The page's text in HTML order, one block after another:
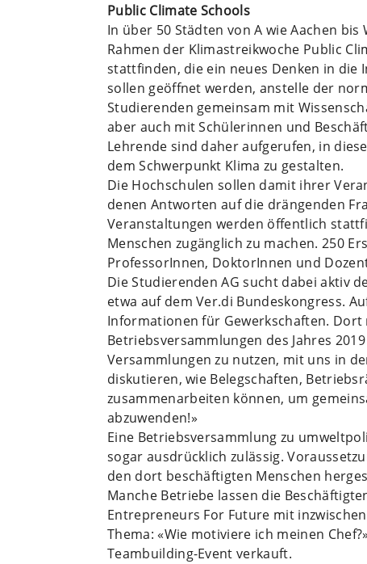
Public Climate Schools
In über 50 Städten von A wie Aachen
Rahmen der Klimastreikwoche Public
stattfinden, die ein neues Denken in
sollen geöffnet werden, anstelle der
Studierenden gemeinsam mit
aber auch mit Schülerinnen und
Lehrende sind daher aufgerufen, in
dem Schwerpunkt Klima zu gestalten.
Die Hochschulen sollen damit ihrer
denen Antworten auf die drängenden
Veranstaltungen werden öffentlich
Menschen zugänglich zu machen. 250
ProfessorInnen, DoktorInnen und
Die Studierenden AG sucht dabei aktiv
etwa auf dem Ver.di Bundeskongress.
Informationen für Gewerkschaften. Dort
Betriebsversammlungen des Jahres
Versammlungen zu nutzen, mit uns in
diskutieren, wie Belegschaften,
zusammenarbeiten können, um
abzuwenden!»
Eine Betriebsversammlung zu
sogar ausdrücklich zulässig.
den dort beschäftigten Menschen
Manche Betriebe lassen die
Entrepreneurs For Future mit
Thema: «Wie motiviere ich meinen
Teambuilding-Event verkauft.